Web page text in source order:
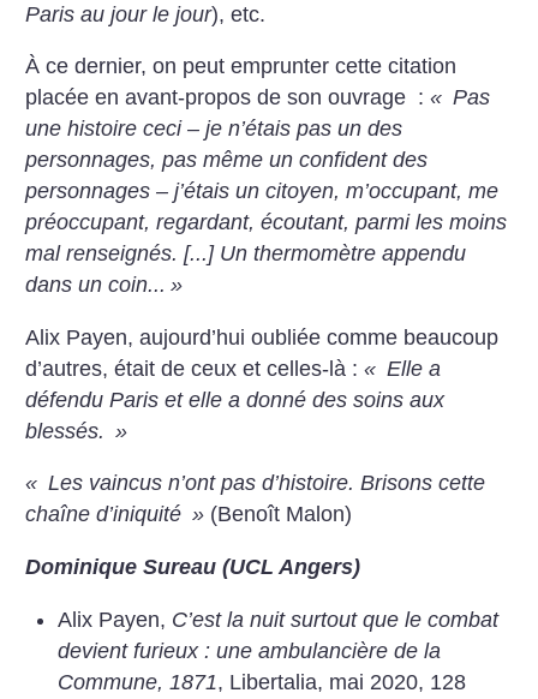
Paris au jour le jour), etc.
À ce dernier, on peut emprunter cette citation
placée en avant-propos de son ouvrage :« Pas
une histoire ceci – je n’étais pas un des
personnages, pas même un confident des
personnages – j’étais un citoyen, m’occupant, me
préoccupant, regardant, écoutant, parmi les moins
mal renseignés. [...] Un thermomètre appendu
dans un coin... »
Alix Payen, aujourd’hui oubliée comme beaucoup
d’autres, était de ceux et celles-là :« Elle a
défendu Paris et elle a donné des soins aux
blessés. »
« Les vaincus n’ont pas d’histoire. Brisons cette
chaîne d’iniquité » (Benoît Malon)
Dominique Sureau (UCL Angers)
Alix Payen, C’est la nuit surtout que le combat
devient furieux : une ambulancière de la
Commune, 1871, Libertalia, mai 2020, 128